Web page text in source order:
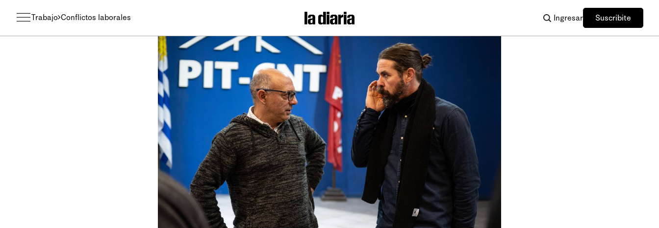
Trabajo Conflictos laborales Ingresar Suscribite